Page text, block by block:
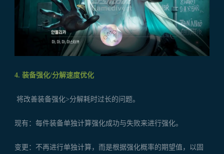
4. 装备强化/分解速度优化
将改善装备强化>分解耗时过长的问题。
现有：每件装备单独计算强化成功与失败来进行强化。
变更：不再进行单独计算，而是根据强化概率的期望值，以固